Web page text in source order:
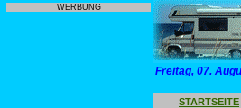
WERBUNG
Freitag, 07.
STARTSEITE